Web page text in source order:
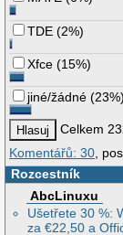
TDE (2%)
Xfce (15%)
jiné/žádné (23%)
Celkem
Komentářů: 30 ,
Rozcestník
AbcLinuxu
Ušetřete 30 %:
za €22,50 a